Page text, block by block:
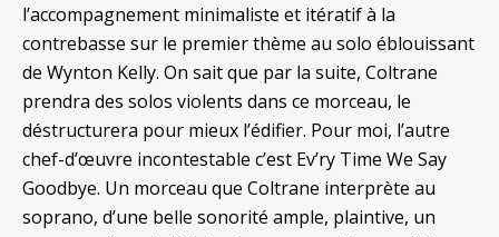
l’accompagnement minimaliste et itératif à la
contrebasse sur le premier thème au solo éblouissant
de Wynton Kelly. On sait que par la suite, Coltrane
prendra des solos violents dans ce morceau, le
déstructurera pour mieux l’édifier. Pour moi, l’autre
chef-d’œuvre incontestable c’est Ev’ry Time We Say
Goodbye. Un morceau que Coltrane interprète au
soprano, d’une belle sonorité ample, plaintive, un